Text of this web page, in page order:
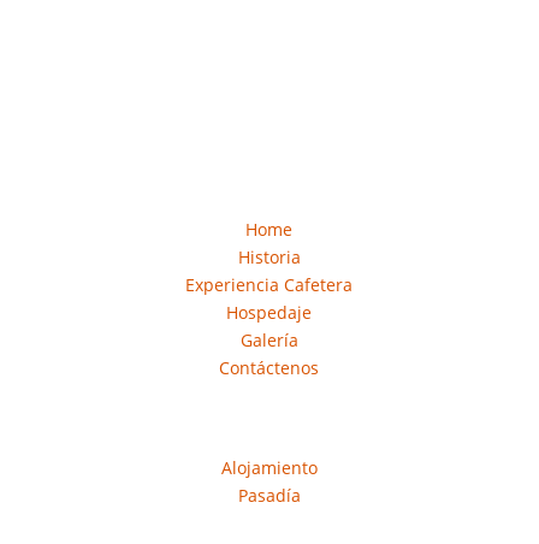
Home
Historia
Experiencia Cafetera
Hospedaje
Galería
Contáctenos
Alojamiento
Pasadía